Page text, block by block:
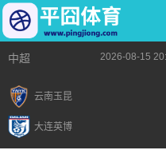
中超 2026-08-15
云南玉昆
大连英博